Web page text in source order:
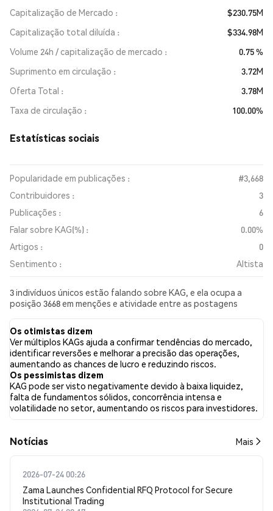
Capitalização de Mercado
$230.75M
Capitalização total diluída
$334.98M
Volume 24h / capitalização de mercado
0.75 %
Suprimento em circulação
3.72M
Oferta Total
3.78M
Taxa de circulação
100.00%
Estatísticas sociais
Popularidade em publicações :
#3,668
Contribuidores :
3
Publicações :
6
Falar sobre KAG(%) :
0.00%
Artigos :
0
Sentimento :
Altista
3 indivíduos únicos estão falando sobre KAG, e ela ocupa a
posição 3668 em menções e atividade entre as postagens
em todas as redes sociais foi Altista. Por fim, foram publicados
0 artigos de notícias sobre KAG. No Twitter, 83.33% dos tweets
apresentaram um sentimento otimista em comparação com
0.00% dos tweets com sentimento pessimista sobre KAG.
16.67% dos tweets foram neutros em relação a KAG. Esses
sentimentos são baseados em 6 tweets.
Os otimistas dizem
Ver múltiplos KAGs ajuda a confirmar tendências do mercado,
identificar reversões e melhorar a precisão das operações,
aumentando as chances de lucro e reduzindo riscos.
Os pessimistas dizem
KAG pode ser visto negativamente devido à baixa liquidez,
falta de fundamentos sólidos, concorrência intensa e
volatilidade no setor, aumentando os riscos para investidores.
​​Notícias​​ Mais
2026-07-24 00:26
Zama Launches Confidential RFQ Protocol for Secure
Institutional Trading